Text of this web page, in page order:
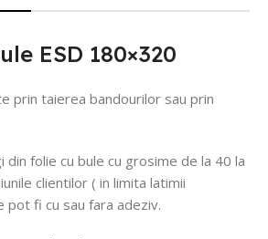
ESD 180×320
prin taierea bandourilor sau prin
din folie cu bule cu grosime de la 40 la
clientilor ( in limita latimii
pot fi cu sau fara adeziv.